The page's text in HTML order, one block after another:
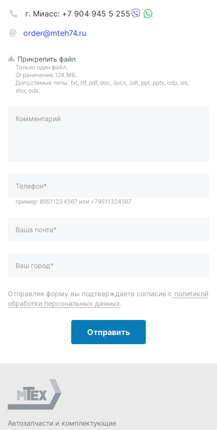
order@mteh74.ru
г. Миасс: +7 904 945 5 255
Прикрепить файл
Только один файл.
Ограничение 128 МБ.
Допустимые типы: txt, rtf, pdf, doc, docx, odt, ppt, pptx, odp, xls,
xlsx, ods.
Комментарий
пример: 89511234567 или +79511324567
Отправить
Автозапчасти и комплектующие
Масла и автохимия
Спецпредложения
Доставка и оплата